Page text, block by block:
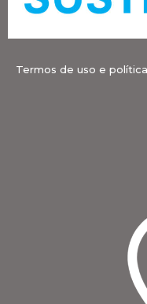
Termos de uso e